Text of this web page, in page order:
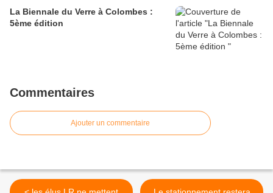
La Biennale du Verre à Colombes :
5ème édition
Commentaires
Ajouter un commentaire